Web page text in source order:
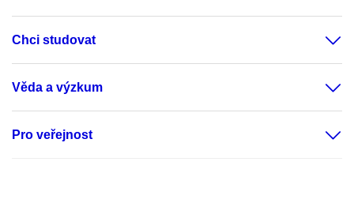
Chci studovat
Věda a výzkum
Pro veřejnost